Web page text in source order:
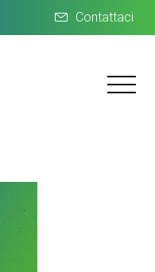
Contattaci